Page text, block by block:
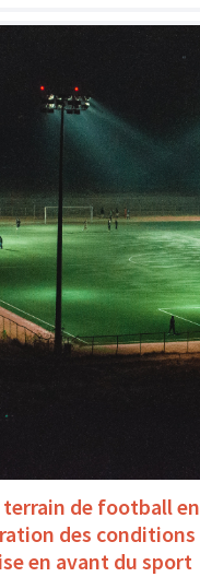
terrain de football en
des conditions
en avant du sport